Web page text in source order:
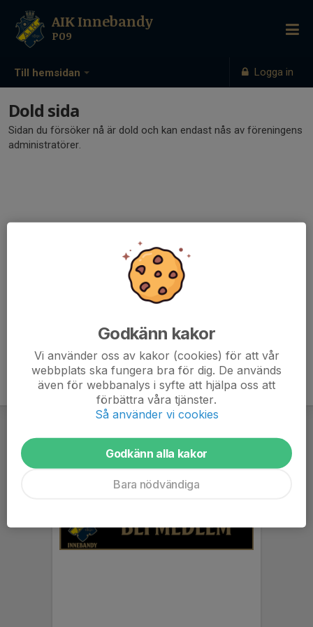
Till hemsidan Logga in
AIK Innebandy
P09
Dold sida
Sidan du försöker nå är dold och kan endast nås av föreningens
administratörer.
Godkänn kakor
Vi använder oss av kakor (cookies) för att vår
webbplats ska fungera bra för dig. De används
även för webbanalys i syfte att hjälpa oss att
förbättra våra tjänster.
Så använder vi cookies
Godkänn alla kakor
Bara nödvändiga